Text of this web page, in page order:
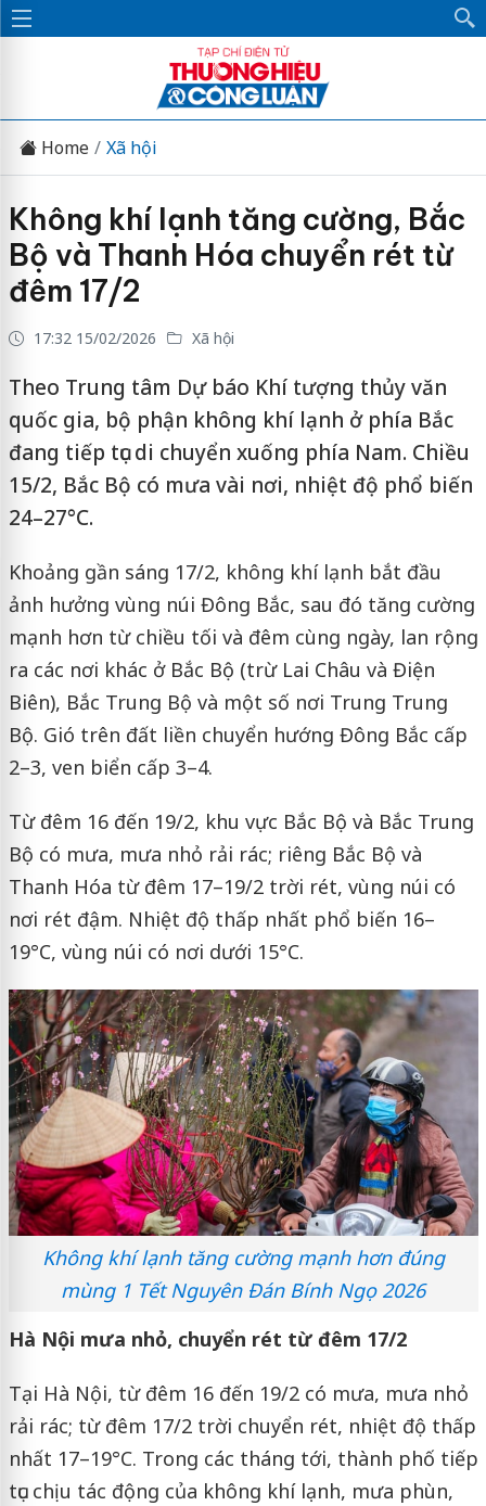
Home Xã hội
Không khí lạnh tăng cường, Bắc
Bộ và Thanh Hóa chuyển rét từ
đêm 17/2
17:32 15/02/2026 Xã hội
Theo Trung tâm Dự báo Khí tượng thủy văn
quốc gia, bộ phận không khí lạnh ở phía Bắc
đang tiếp tục di chuyển xuống phía Nam. Chiều
15/2, Bắc Bộ có mưa vài nơi, nhiệt độ phổ biến
24–27°C.
Khoảng gần sáng 17/2, không khí lạnh bắt đầu
ảnh hưởng vùng núi Đông Bắc, sau đó tăng cường
mạnh hơn từ chiều tối và đêm cùng ngày, lan rộng
ra các nơi khác ở Bắc Bộ (trừ Lai Châu và Điện
Biên), Bắc Trung Bộ và một số nơi Trung Trung
Bộ. Gió trên đất liền chuyển hướng Đông Bắc cấp
2–3, ven biển cấp 3–4.
Từ đêm 16 đến 19/2, khu vực Bắc Bộ và Bắc Trung
Bộ có mưa, mưa nhỏ rải rác; riêng Bắc Bộ và
Thanh Hóa từ đêm 17–19/2 trời rét, vùng núi có
nơi rét đậm. Nhiệt độ thấp nhất phổ biến 16–
19°C, vùng núi có nơi dưới 15°C.
Không khí lạnh tăng cường mạnh hơn đúng
mùng 1 Tết Nguyên Đán Bính Ngọ 2026
Hà Nội mưa nhỏ, chuyển rét từ đêm 17/2
Tại Hà Nội, từ đêm 16 đến 19/2 có mưa, mưa nhỏ
rải rác; từ đêm 17/2 trời chuyển rét, nhiệt độ thấp
nhất 17–19°C. Trong các tháng tới, thành phố tiếp
tục chịu tác động của không khí lạnh, mưa phùn,